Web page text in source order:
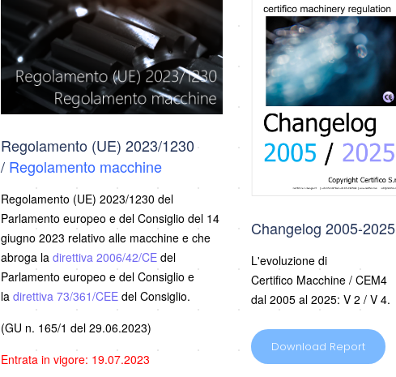
Regolamento (UE) 2023/1230
/ Regolamento macchine
Regolamento (UE) 2023/1230 del
Parlamento europeo e del Consiglio del 14
giugno 2023 relativo alle macchine e che
abroga la direttiva 2006/42/CEdel
Parlamento europeo e del Consiglio e
la direttiva 73/361/CEEdel Consiglio.
(GU n. 165/1 del 29.06.2023)
Entrata in vigore: 19.07.2023
Changelog 2005-2025
L'evoluzione di
Certifico Macchine / CEM4
dal 2005 al 2025: V 2 / V 4.
Download Report